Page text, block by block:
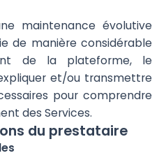
maintenance évolutive
de manière considérable
de la plateforme, le
et/ou transmettre
pour comprendre
des Services.
du prestataire